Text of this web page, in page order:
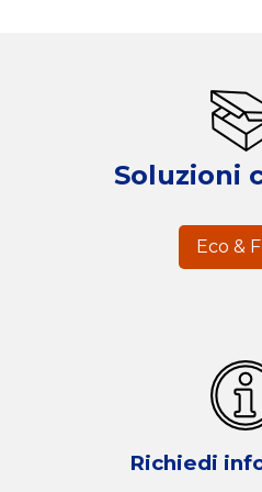
Soluzioni
Eco &
Richiedi